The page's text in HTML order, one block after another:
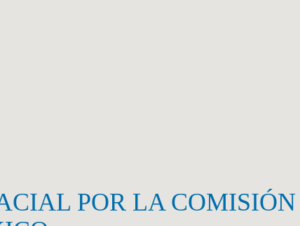
POR LA